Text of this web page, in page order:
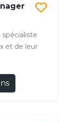
spécialiste
et de leur